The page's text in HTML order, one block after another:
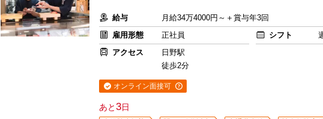
給与
月給34万4000円～＋賞与年3回
雇用形態
正社員 シフト
アクセス
日野駅
徒歩2分
オンライン面接可
あと3日